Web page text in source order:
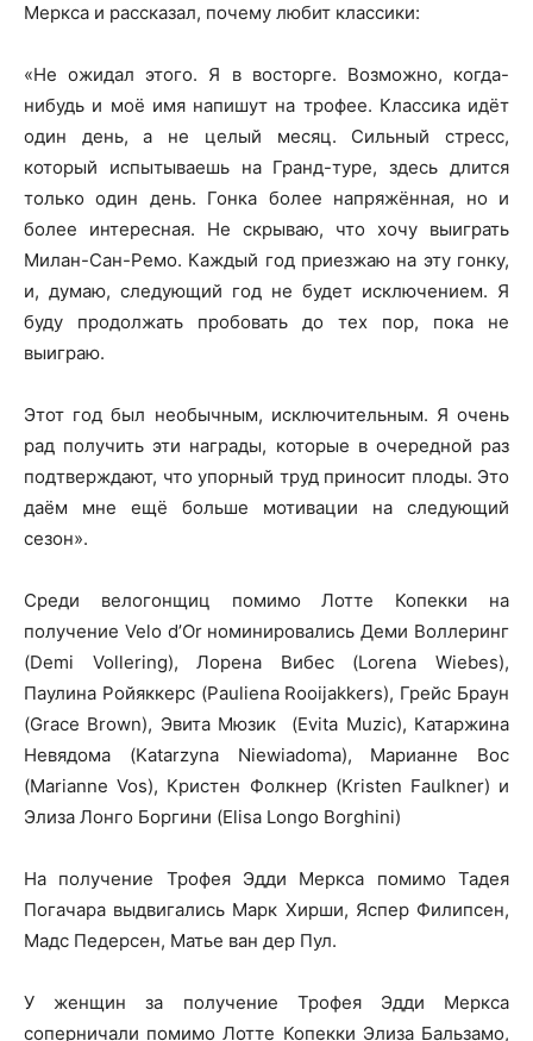
Меркса и рассказал, почему любит классики:
«Не ожидал этого. Я в восторге. Возможно, когда-
нибудь и моё имя напишут на трофее. Классика идёт
один день, а не целый месяц. Сильный стресс,
который испытываешь на Гранд-туре, здесь длится
только один день. Гонка более напряжённая, но и
более интересная. Не скрываю, что хочу выиграть
Милан-Сан-Ремо. Каждый год приезжаю на эту гонку,
и, думаю, следующий год не будет исключением. Я
буду продолжать пробовать до тех пор, пока не
выиграю.
Этот год был необычным, исключительным. Я очень
рад получить эти награды, которые в очередной раз
подтверждают, что упорный труд приносит плоды. Это
даём мне ещё больше мотивации на следующий
сезон».
Среди велогонщиц помимо Лотте Копекки на
получение Velo d’Or номинировались Деми Воллеринг
(Demi Vollering), Лорена Вибес (Lorena Wiebes),
Паулина Ройяккерс (Pauliena Rooijakkers), Грейс Браун
(Grace Brown), Эвита Мюзик (Evita Muzic), Катаржина
Невядома (Katarzyna Niewiadoma), Марианне Вос
(Marianne Vos), Кристен Фолкнер (Kristen Faulkner) и
Элиза Лонго Боргини (Elisa Longo Borghini)
На получение Трофея Эдди Меркса помимо Тадея
Погачара выдвигались Марк Хирши, Яспер Филипсен,
Мадс Педерсен, Матье ван дер Пул.
У женщин за получение Трофея Эдди Меркса
соперничали помимо Лотте Копекки Элиза Бальзамо,